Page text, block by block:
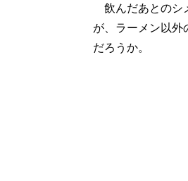
飲んだあとのシ
が、ラーメン以外
だろうか。